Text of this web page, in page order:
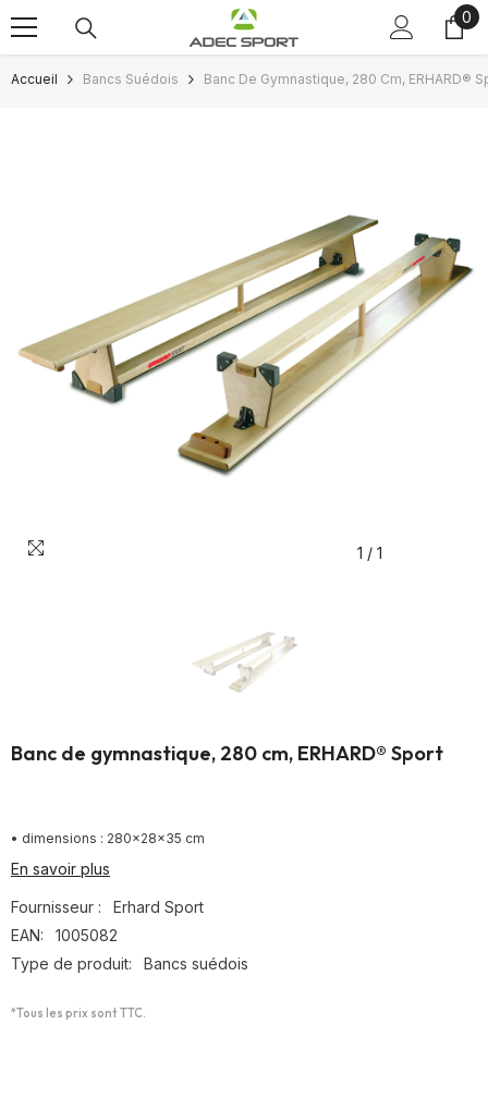
Passer au contenu 0
0
Accueil Bancs Suédois Banc De Gymnastique, 280 Cm, ERHARD®
1 / 1
Banc de gymnastique, 280 cm, ERHARD® Sport
• dimensions : 280x28x35 cm
En savoir plus
Fournisseur :
Erhard Sport
EAN:
1005082
Type de produit:
Bancs suédois
*Tous les prix sont TTC.